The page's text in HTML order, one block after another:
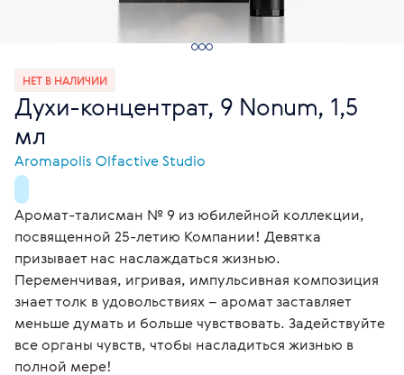
НЕТ В НАЛИЧИИ
Духи-концентрат, 9 Nonum, 1,5
мл
Aromapolis Olfactive Studio
Аромат-талисман № 9 из юбилейной коллекции,
посвященной 25-летию Компании! Девятка
призывает нас наслаждаться жизнью.
Переменчивая, игривая, импульсивная композиция
знает толк в удовольствиях – аромат заставляет
меньше думать и больше чувствовать. Задействуйте
все органы чувств, чтобы насладиться жизнью в
полной мере!